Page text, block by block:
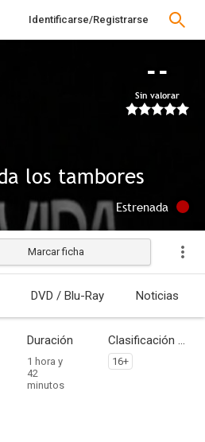
Identificarse/Registrarse
--
Sin valorar
los tambores
Estrenada
Marcar ficha
DVD / Blu-Ray Noticias
Duración
1 hora y
42
minutos
Clasificación por edades
16+